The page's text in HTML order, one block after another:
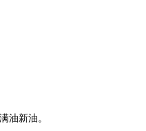
油新油。